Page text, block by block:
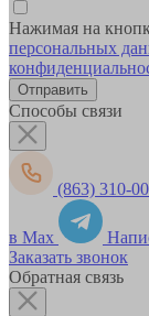
Нажимая на
персональных
Способы связи
(863) 310-
в Max
Заказать звонок
Обратная связь